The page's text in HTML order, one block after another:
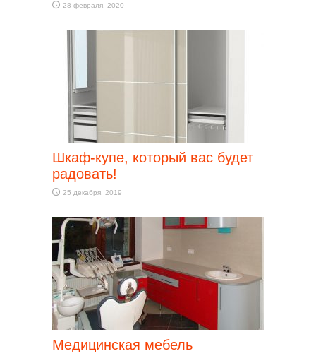
28 февраля, 2020
Шкаф-купе, который вас будет
радовать!
25 декабря, 2019
Медицинская мебель